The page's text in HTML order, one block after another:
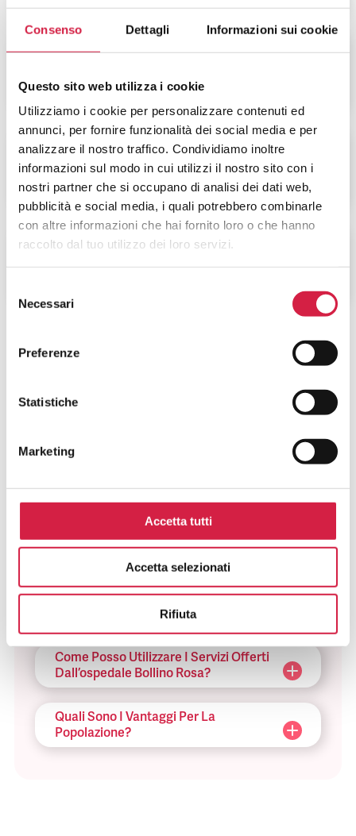
Consenso Dettagli Informazioni sui cookie
Questo sito web utilizza i cookie
Utilizziamo i cookie per personalizzare contenuti ed
annunci, per fornire funzionalità dei social media e per
analizzare il nostro traffico. Condividiamo inoltre
informazioni sul modo in cui utilizzi il nostro sito con i
nostri partner che si occupano di analisi dei dati web,
pubblicità e social media, i quali potrebbero combinarle
con altre informazioni che hai fornito loro o che hanno
raccolto dal tuo utilizzo dei loro servizi.
delNecessari
Preferenze
Statistiche
Marketing
Accetta tutti
Accetta selezionati
Rifiuta
VIOLENZA SULLA
DONNA
ALTRI SERVIZI
Cosa Sono Gli Ospedali Bollino Rosa?
Come Viene Assegnato Il Bollino
Rosa?
Come Riconosco Un Ospedale Bollino
Come Posso Utilizzare I Servizi Offerti
Dall’ospedale Bollino Rosa?
Quali Sono I Vantaggi Per La
Popolazione?